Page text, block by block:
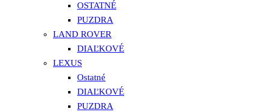
OSTATNÉ
PUZDRA
LAND ROVER
DIAĽKOVÉ
LEXUS
Ostatné
DIAĽKOVÉ
PUZDRA